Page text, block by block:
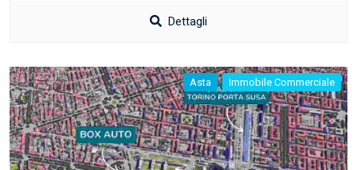
Dettagli
Asta Immobile Commerciale